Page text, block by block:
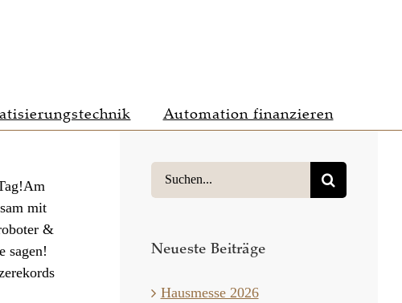
Automation finanzieren
mit
&
sagen!
Suche
nach:
Neueste Beiträge
Hausmesse 2026